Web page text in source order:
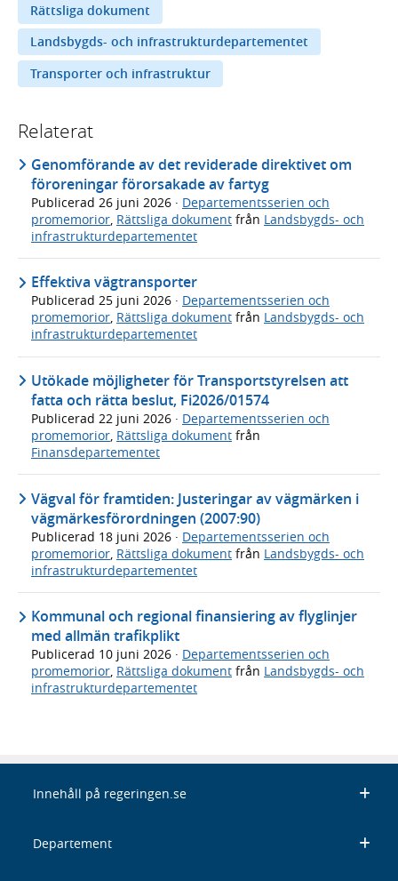
Rättsliga dokument
Landsbygds- och infrastrukturdepartementet
Transporter och infrastruktur
Relaterat
Genomförande av det reviderade direktivet om
föroreningar förorsakade av fartyg
Publicerad 26 juni 2026 · Departementsserien och
promemorior, Rättsliga dokument från Landsbygds- och
infrastrukturdepartementet
Effektiva vägtransporter
Publicerad 25 juni 2026 · Departementsserien och
promemorior, Rättsliga dokument från Landsbygds- och
infrastrukturdepartementet
Utökade möjligheter för Transportstyrelsen att
fatta och rätta beslut, Fi2026/01574
Publicerad 22 juni 2026 · Departementsserien och
promemorior, Rättsliga dokument från
Finansdepartementet
Vägval för framtiden: Justeringar av vägmärken i
vägmärkesförordningen (2007:90)
Publicerad 18 juni 2026 · Departementsserien och
promemorior Rättsliga dokument från Landsbygds- och
infrastrukturdepartementet
Kommunal och regional finansiering av flyglinjer
med allmän trafikplikt
Publicerad 10 juni 2026 · Departementsserien och
promemorior, Rättsliga dokument från Landsbygds- och
infrastrukturdepartementet
Innehåll på regeringen.se
Departement